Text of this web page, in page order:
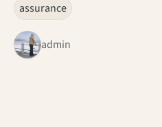
assurance
admin